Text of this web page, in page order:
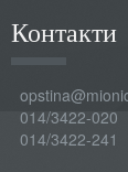
Контакти
014/3422-020
014/3422-241